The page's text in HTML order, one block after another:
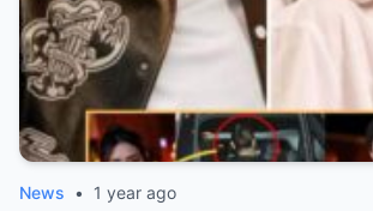
News • 1 year ago